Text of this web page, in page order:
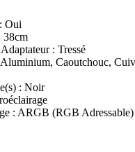
Oui
38cm
: Tressé
Caoutchouc,
: Noir
: ARGB (RGB Adressable)